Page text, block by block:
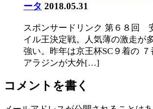
ータ 2018.05.31
スポンサードリンク 第６８回
イル王決定戦。人気薄の激走が
強い。昨年は京王杯SC９着の
アラジンが大外[…]
コメントを書く